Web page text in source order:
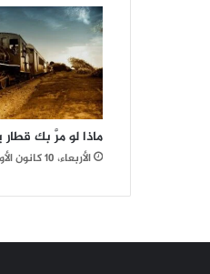
ماذا لو مرَّ بك
الأربعاء، 10 كانون الأول 2025